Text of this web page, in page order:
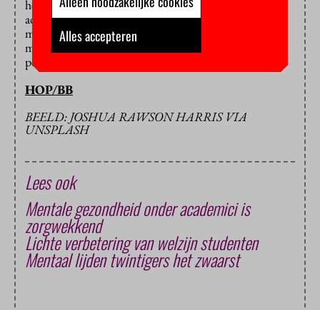
het begin van het studiejaar open te gooien, tegen het
advies van het OMT in. Opvallend genoeg hebben
maar weinig studenten studievertraging opgelopen,
meldden de universiteiten begin deze week in een
persbijeenkomst.
HOP/BB
BEELD: JOSHUA RAWSON HARRIS VIA
UNSPLASH
Lees ook
Mentale gezondheid onder academici is
zorgwekkend
Lichte verbetering van welzijn studenten
Mentaal lijden twintigers het zwaarst
Alles accepteren